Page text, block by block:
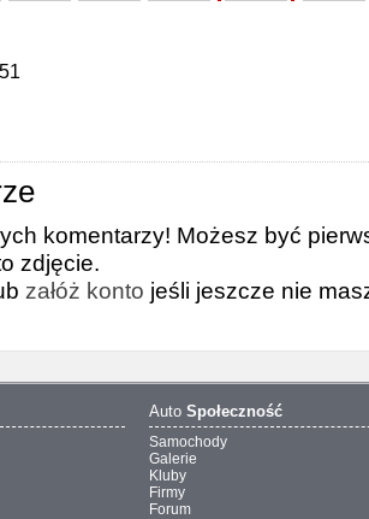
komentarzy! Możesz być
zdjęcie.
załóż konto jeśli jeszcze nie
Auto Społeczność
Samochody
Galerie
Kluby
Firmy
Forum